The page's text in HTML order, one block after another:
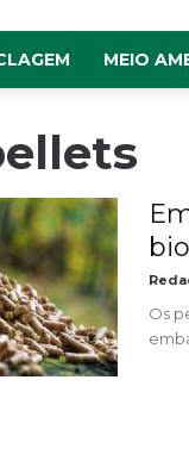
MEIO
Os